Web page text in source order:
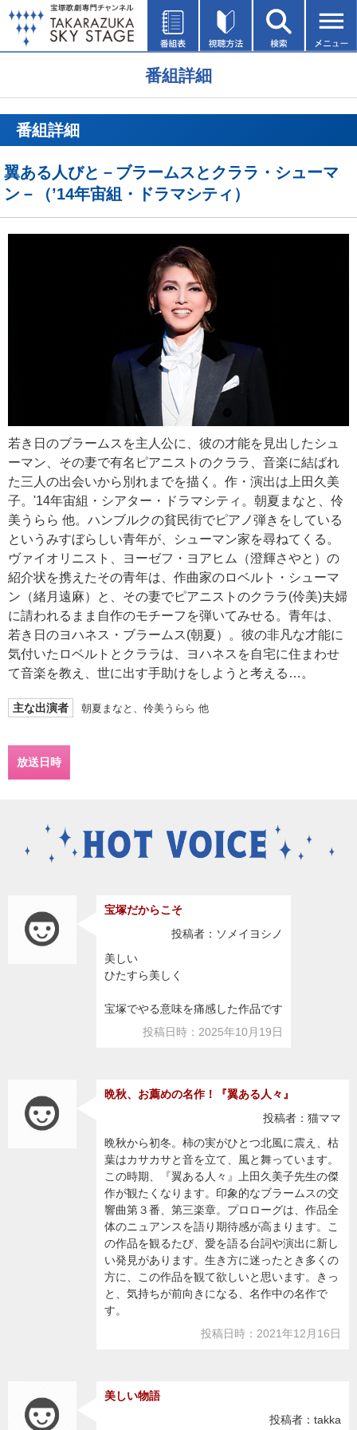
番組詳細
番組詳細
翼ある人びと－ブラームスとクララ・シューマ
ン－（’14年宙組・ドラマシティ）
若き日のブラームスを主人公に、彼の才能を見出したシュ
ーマン、その妻で有名ピアニストのクララ、音楽に結ばれ
た三人の出会いから別れまでを描く。作・演出は上田久美
子。'14年宙組・シアター・ドラマシティ。朝夏まなと、伶
美うらら 他。ハンブルクの貧民街でピアノ弾きをしている
というみすぼらしい青年が、シューマン家を尋ねてくる。
ヴァイオリニスト、ヨーゼフ・ヨアヒム（澄輝さやと）の
紹介状を携えたその青年は、作曲家のロベルト・シューマ
ン（緒月遠麻）と、その妻でピアニストのクララ(伶美)夫婦
に請われるまま自作のモチーフを弾いてみせる。青年は、
若き日のヨハネス・ブラームス(朝夏）。彼の非凡な才能に
気付いたロベルトとクララは、ヨハネスを自宅に住まわせ
て音楽を教え、世に出す手助けをしようと考える…。
主な出演者 朝夏まなと、伶美うらら 他
放送日時
宝塚だからこそ
投稿者：ソメイヨシノ
美しい
ひたすら美しく
宝塚でやる意味を痛感した作品です
投稿日時：2025年10月19日
晩秋、お薦めの名作！『翼ある人々』
投稿者：猫ママ
晩秋から初冬。柿の実がひとつ北風に震え、枯
葉はカサカサと音を立て、風と舞っています。
この時期、『翼ある人々』上田久美子先生の傑
作が観たくなります。印象的なブラームスの交
響曲第３番、第三楽章。プロローグは、作品全
体のニュアンスを語り期待感が高まります。こ
の作品を観るたび、愛を語る台詞や演出に新し
い発見があります。生き方に迷ったとき多くの
方に、この作品を観て欲しいと思います。きっ
と、気持ちが前向きになる、名作中の名作で
す。
投稿日時：2021年12月16日
美しい物語
投稿者：takka